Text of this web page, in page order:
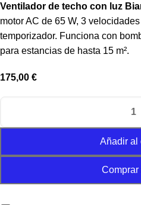
Ventilador de techo con luz
motor AC de 65 W, 3
temporizador. Funciona con
para estancias de hasta 15 m².
175,00 €
Añadir al
Comprar